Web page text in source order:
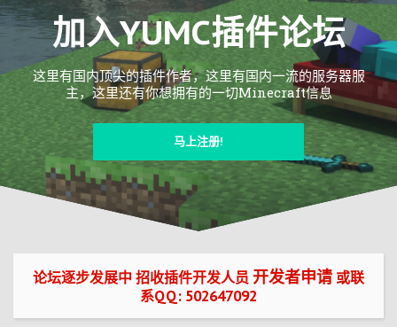
加入YUMC插件论坛
这里有国内顶尖的插件作者，这里有国内一流的服务器服
主，这里还有你想拥有的一切Minecraft信息
马上注册!
论坛逐步发展中 招收插件开发人员 开发者申请 或联
系QQ: 502647092